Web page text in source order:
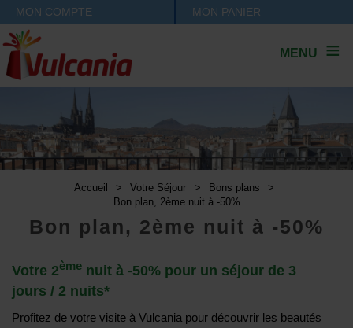
MON COMPTE MON PANIER
MENU
Accueil > Votre Séjour > Bons plans
>
Bon plan, 2ème nuit à -50%
Bon plan, 2ème nuit à -50%
Votre 2ème nuit à -50% pour un séjour de 3
jours / 2 nuits*
Profitez de votre visite à Vulcania pour découvrir les beautés